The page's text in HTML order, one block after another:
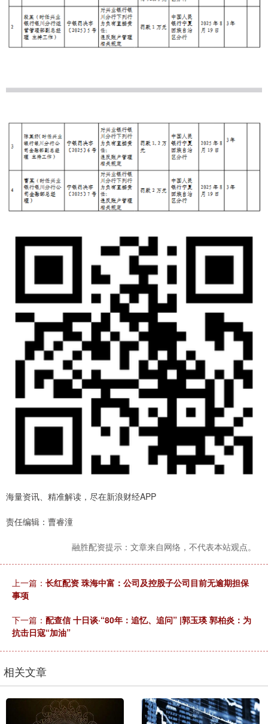
海量资讯、精准解读，尽在新浪财经APP
责任编辑：曹睿潼
融胜配资提示：文章来自网络，不代表本站观点。
上一篇： 长红配资 珠海中富：公司及控股子公司目前无逾期担保
事项
下一篇： 配查信 十日谈·“80年：追忆、追问” |郭玉瑛 郭柏炎：为
抗击日寇“加油”
相关文章